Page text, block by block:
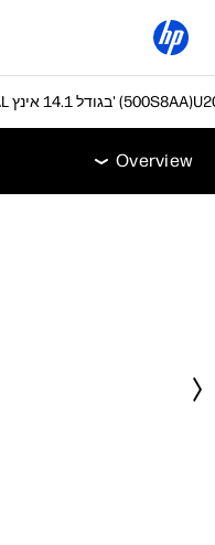
תיק למחשב נייד HP PROFESSIONAL בגודל 14.1 אינץ' (500S8AA)
Overview מפרט טכני
Overview